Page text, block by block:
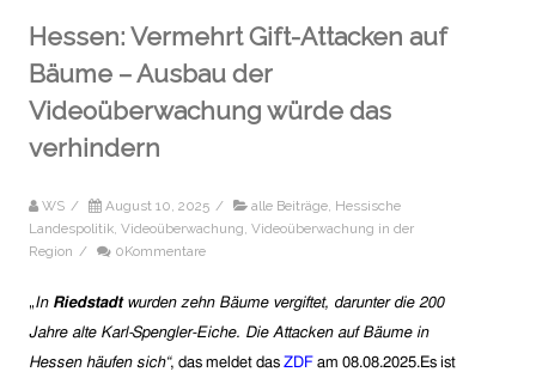
Hessen: Vermehrt Gift-Attacken auf
Bäume – Ausbau der
Videoüberwachung würde das
verhindern
WS / August 10, 2025 / alle Beiträge Hessische
Landespolitik Videoüberwachung Videoüberwachung in der
Region / 0Kommentare
„In Riedstadtwurden zehn Bäume vergiftet, darunter die 200
Jahre alte Karl-Spengler-Eiche. Die Attacken auf Bäume in
Hessen häufen sich“, das meldet das ZDF am 08.08.2025.Es ist